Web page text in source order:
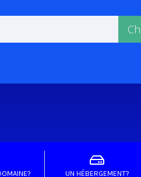
UN HÉBERGEMENT?